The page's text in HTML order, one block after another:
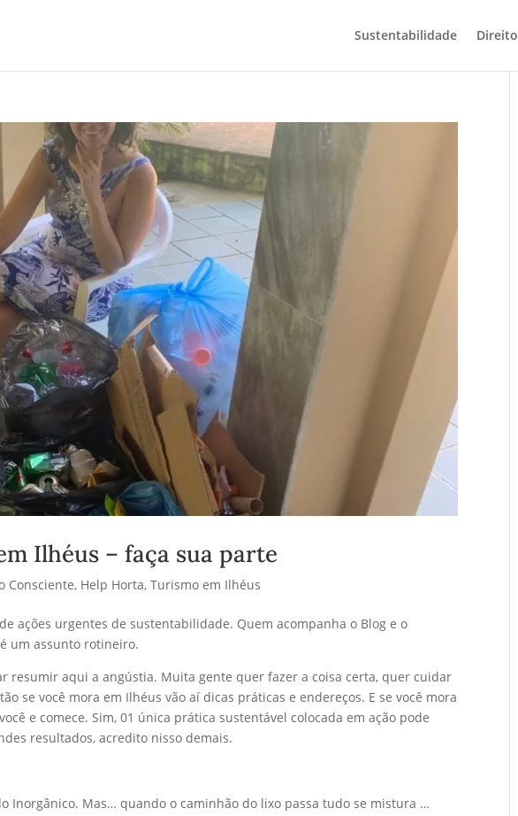
Sustentabilidade Direito
Ilhéus – faça sua parte
Consciente, Help Horta,Turismo em Ilhéus
ações urgentes de sustentabilidade. Quem acompanha o Blog e o
um assunto rotineiro.
resumir aqui a angústia. Muita gente quer fazer a coisa certa, quer cuidar
se você mora em Ilhéus vão aí dicas práticas e endereços. E se você mora
e comece. Sim, 01 única prática sustentável colocada em ação pode
resultados, acredito nisso demais.
Inorgânico. Mas… quando o caminhão do lixo passa tudo se mistura …